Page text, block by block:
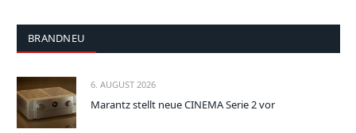
BRANDNEU
6. AUGUST 2026
Marantz stellt neue CINEMA Serie 2 vor